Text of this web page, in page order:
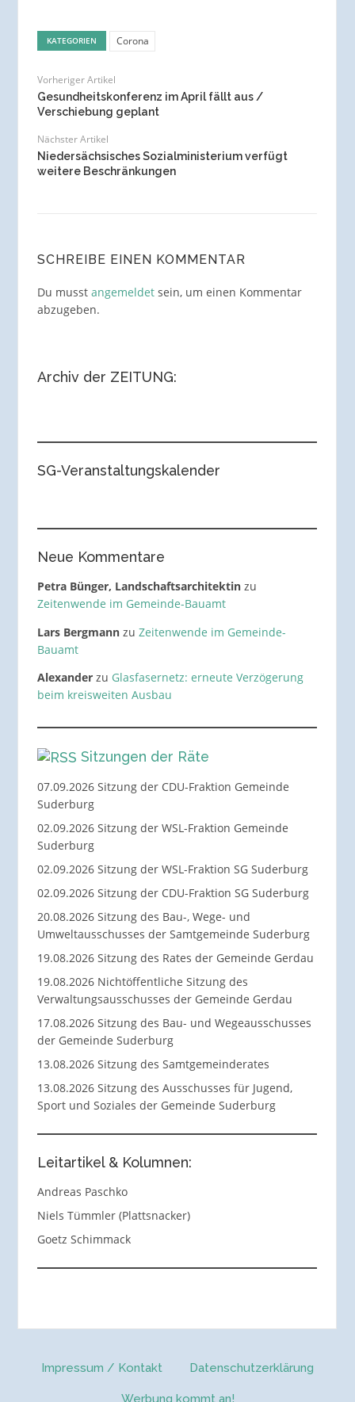
KATEGORIEN Corona
Vorheriger Artikel
Gesundheitskonferenz im April fällt aus /
Verschiebung geplant
Nächster Artikel
Niedersächsisches Sozialministerium verfügt
weitere Beschränkungen
SCHREIBE EINEN KOMMENTAR
Du musst angemeldetsein, um einen Kommentar
abzugeben.
Archiv der ZEITUNG:
SG-Veranstaltungskalender
Neue Kommentare
Petra Bünger, Landschaftsarchitektinzu
Zeitenwende im Gemeinde-Bauamt
Lars Bergmannzu Zeitenwende im Gemeinde-
Bauamt
Alexanderzu Glasfasernetz: erneute Verzögerung
beim kreisweiten Ausbau
Sitzungen der Räte
07.09.2026 Sitzung der CDU-Fraktion Gemeinde
Suderburg
02.09.2026 Sitzung der WSL-Fraktion Gemeinde
Suderburg
02.09.2026 Sitzung der WSL-Fraktion SG Suderburg
02.09.2026 Sitzung der CDU-Fraktion SG Suderburg
20.08.2026 Sitzung des Bau-, Wege- und
Umweltausschusses der Samtgemeinde Suderburg
19.08.2026 Sitzung des Rates der Gemeinde Gerdau
19.08.2026 Nichtöffentliche Sitzung des
Verwaltungsausschusses der Gemeinde Gerdau
17.08.2026 Sitzung des Bau- und Wegeausschusses
der Gemeinde Suderburg
13.08.2026 Sitzung des Samtgemeinderates
13.08.2026 Sitzung des Ausschusses für Jugend,
Sport und Soziales der Gemeinde Suderburg
Leitartikel & Kolumnen:
Andreas Paschko
Niels Tümmler (Plattsnacker)
Goetz Schimmack
Impressum / Kontakt Datenschutzerklärung
Werbung kommt an!